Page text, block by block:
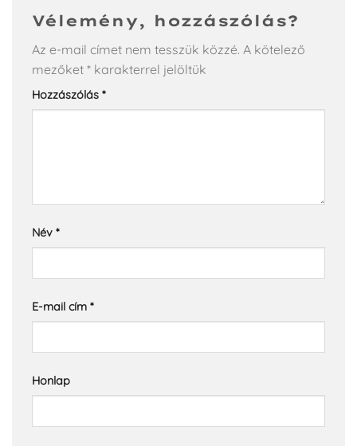
Vélemény, hozzászólás?
Az e-mail címet nem tesszük közzé. A kötelező
mezőket * karakterrel jelöltük
Hozzászólás *
Név *
E-mail cím *
Honlap